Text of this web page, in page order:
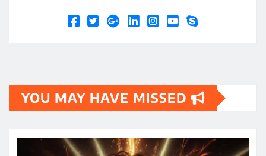
YOU MAY HAVE MISSED